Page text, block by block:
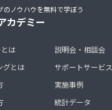
のノウハウを無料で学ぼう
カデミー
は
グとは
説明会・相談会
サポートサービス
実施事例
統計データ